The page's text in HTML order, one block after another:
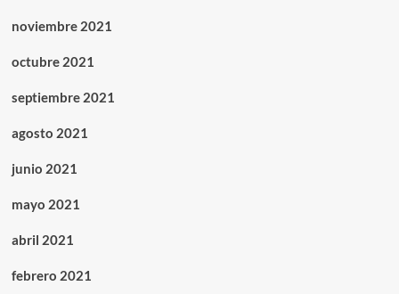
noviembre 2021
octubre 2021
septiembre 2021
agosto 2021
junio 2021
mayo 2021
abril 2021
febrero 2021